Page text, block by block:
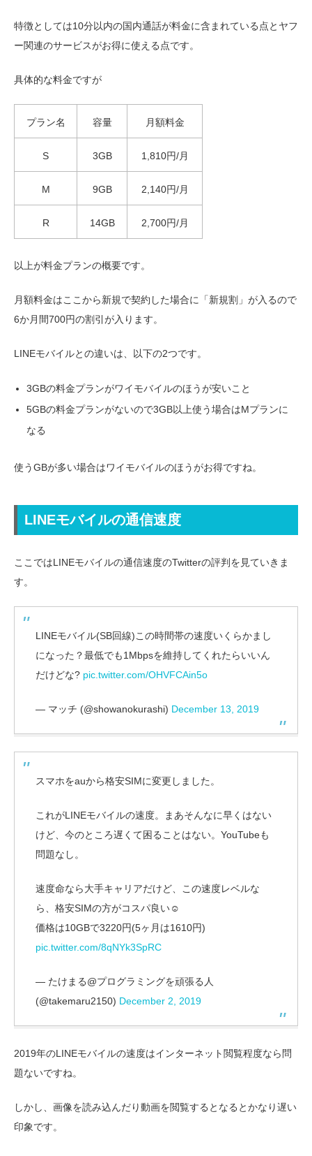
特徴としては10分以内の国内通話が料金に含まれている点とヤフ
ー関連のサービスがお得に使える点です。
具体的な料金ですが
プラン名 容量 月額料金
S 3GB 1,810円/月
M 9GB 2,140円/月
R 14GB 2,700円/月
以上が料金プランの概要です。
月額料金はここから新規で契約した場合に「新規割」が入るので
6か月間700円の割引が入ります。
LINEモバイルとの違いは、以下の2つです。
3GBの料金プランがワイモバイルのほうが安いこと
5GBの料金プランがないので3GB以上使う場合はMプランに
なる
使うGBが多い場合はワイモバイルのほうがお得ですね。
LINEモバイルの通信速度
ここではLINEモバイルの通信速度のTwitterの評判を見ていきま
す。
LINEモバイル(SB回線)この時間帯の速度いくらかまし
になった？最低でも1Mbpsを維持してくれたらいいん
だけどな? pic.twitter.com/OHVFCAin5o
— マッチ (@showanokurashi) December 13, 2019
スマホをauから格安SIMに変更しました。
これがLINEモバイルの速度。まあそんなに早くはない
けど、今のところ遅くて困ることはない。YouTubeも
問題なし。
速度命なら大手キャリアだけど、この速度レベルな
ら、格安SIMの方がコスパ良い☺️
価格は10GBで3220円(5ヶ月は1610円)
pic.twitter.com/8qNYk3SpRC
— たけまる@プログラミングを頑張る人
(@takemaru2150) December 2, 2019
2019年のLINEモバイルの速度はインターネット閲覧程度なら問
題ないですね。
しかし、画像を読み込んだり動画を閲覧するとなるとかなり遅い
印象です。